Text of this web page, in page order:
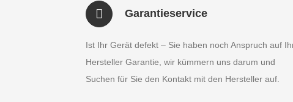
Garantieservice
Ist Ihr Gerät defekt – Sie haben noch Anspruch auf
Hersteller Garantie, wir kümmern uns darum und
Suchen für Sie den Kontakt mit den Hersteller auf.